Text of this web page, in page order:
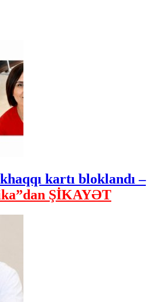
kartı bloklandı –
ŞİKAYƏT